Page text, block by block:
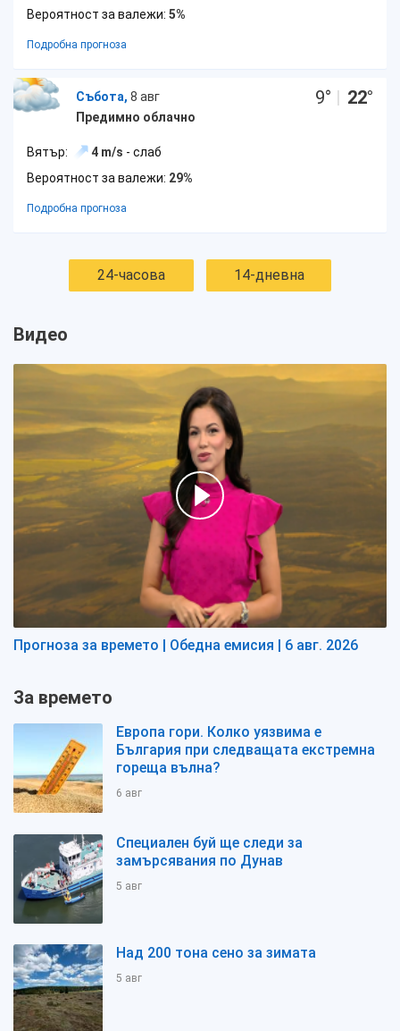
Вероятност за валежи: 5%
Подробна прогноза
Събота, 8 авг
Предимно облачно
9° | 22°
Вятър: 4 m/s - слаб
Вероятност за валежи: 29%
Подробна прогноза
24-часова 14-дневна
Видео
Прогноза за времето | Обедна емисия | 6 авг. 2026
За времето
Европа гори. Колко уязвима е
България при следващата екстремна
гореща вълна?
6 авг
Специален буй ще следи за
замърсявания по Дунав
5 авг
Над 200 тона сено за зимата
5 авг